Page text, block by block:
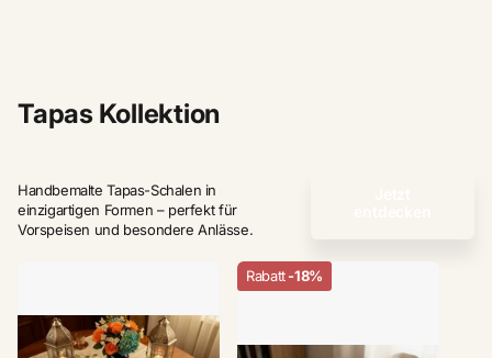
Tapas Kollektion
Handbemalte Tapas-Schalen in
einzigartigen Formen – perfekt für
Vorspeisen und besondere Anlässe.
Rabatt-18%